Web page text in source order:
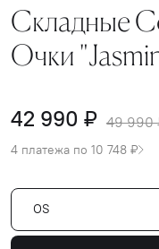
Складные
Очки
42 990 ₽ 49 990
4 платежа по 10 748 ₽
OS